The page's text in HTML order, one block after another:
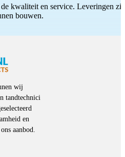
kwaliteit en service. Leveringen
bouwen.
wij
tandtechnici
en
aanbod.